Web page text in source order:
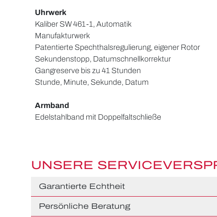
Uhrwerk
Kaliber SW 461-1, Automatik
Manufakturwerk
Patentierte Spechthalsregulierung, eigener Rotor
Sekundenstopp, Datumschnellkorrektur
Gangreserve bis zu 41 Stunden
Stunde, Minute, Sekunde, Datum
Armband
Edelstahlband mit Doppelfaltschließe
UNSERE
Garantierte Echtheit
Persönliche Beratung